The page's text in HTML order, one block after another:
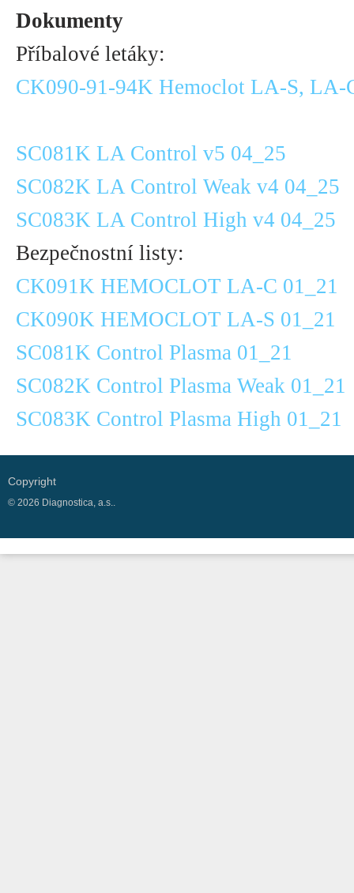
Dokumenty
Příbalové letáky:
CK090-91-94K Hemoclot LA-S, LA-
SC081K LA Control v5 04_25
SC082K LA Control Weak v4 04_25
SC083K LA Control High v4 04_25
Bezpečnostní listy:
CK091K HEMOCLOT LA-C 01_21
CK090K HEMOCLOT LA-S 01_21
SC081K Control Plasma 01_21
SC082K Control Plasma Weak 01_21
SC083K Control Plasma High 01_21
Copyright
© 2026 Diagnostica, a.s..